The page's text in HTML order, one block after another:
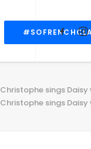
Christophe sings
Christophe sings